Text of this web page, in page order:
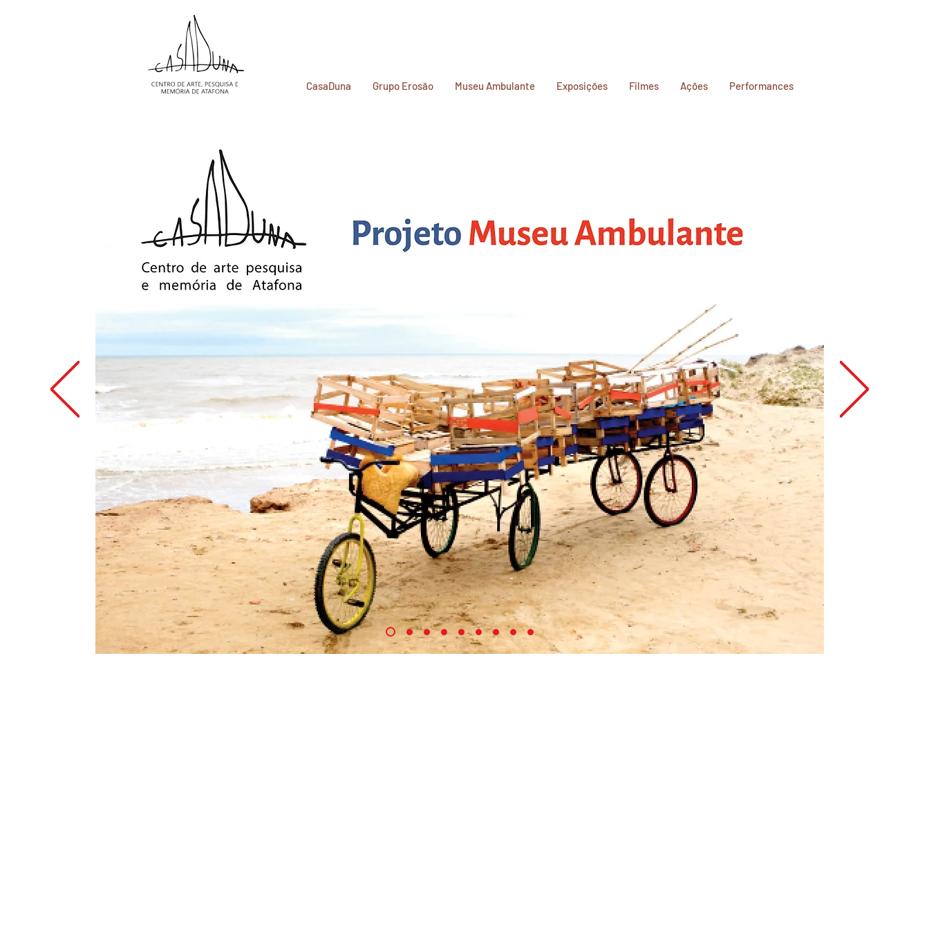
CasaDuna Grupo Erosão Museu Ambulante Exposições Filmes Ações Performances